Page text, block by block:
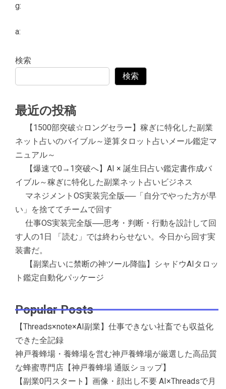
g:
a:
検索
検索
最近の投稿
【1500部突破☆ロングセラー】稼ぎに特化した副業
ネット占いのバイブル～逆算タロット占いメール鑑定マ
ニュアル～
【爆速で0→1突破へ】AI × 誕生日占い鑑定書作成バ
イブル～稼ぎに特化した副業ネット占いビジネス
マネジメントOS実装完全版──「自分でやった方が早
い」を捨ててチームで回す
仕事OS実装完全版──思考・判断・行動を設計して回
す人の1日 「読む」では終わらせない。今日から回す実
装書だ。
【副業占いに禁断の神ツール降臨】シャドウAIタロッ
ト鑑定自動化パッケージ
Popular Posts
【Threads×note×AI副業】仕事できない社畜でも収益化
できた全記録
神戸養蜂場・養蜂場を営む神戸養蜂場が厳選した高品質
な蜂蜜専門店【神戸養蜂場 通販ショップ】
【副業0円スタート】画像・顔出し不要 AI×Threadsで月